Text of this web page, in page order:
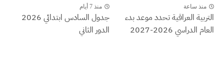
منذ ساعة
التربية العراقية تحدد موعد بدء
العام الدراسي 2026-2027
منذ 7 أيام
جدول السادس ابتدائي 2026
الدور الثاني